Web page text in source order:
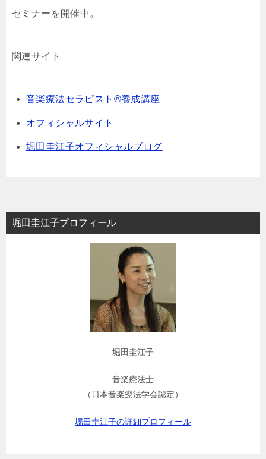
セミナーを開催中。
関連サイト
音楽療法セラピスト®養成講座
オフィシャルサイト
堀田圭江子オフィシャルブログ
堀田圭江子プロフィール
堀田圭江子
音楽療法士
（日本音楽療法学会認定）
堀田圭江子の詳細プロフィール